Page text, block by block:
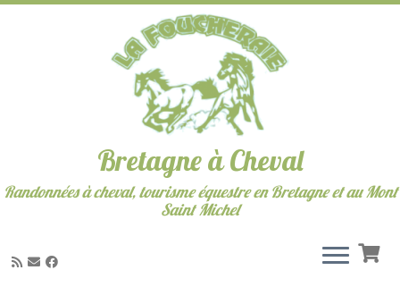
Bretagne à Cheval
Randonnées à cheval, tourisme équestre en Bretagne et au Mont
Saint Michel